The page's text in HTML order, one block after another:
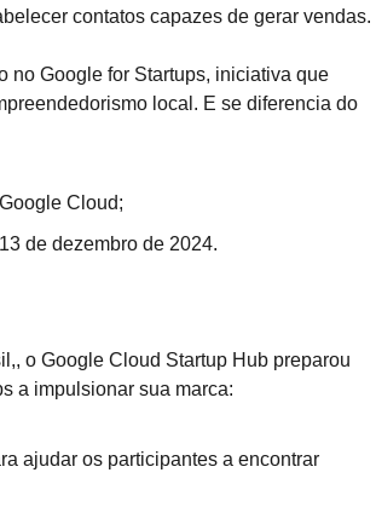
contatos capazes de gerar vendas.
no Google for Startups, iniciativa que
local. E se diferencia do
Cloud;
de dezembro de 2024.
o Google Cloud Startup Hub preparou
a impulsionar sua marca:
ajudar os participantes a encontrar